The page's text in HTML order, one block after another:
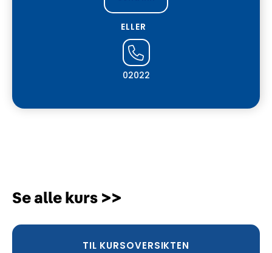
ELLER
02022
Se alle kurs >>
TIL KURSOVERSIKTEN